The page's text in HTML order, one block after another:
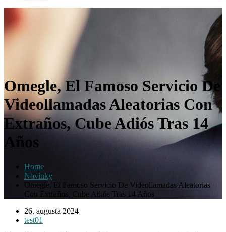
Omegle, El Famoso Servicio De
Videollamadas Aleatorias Con
Extraños, Cube Adiós Tras 14
Años
Home
Novinky
Omegle, El Famoso Servicio De Videollamadas Aleatorias
Con Extraños, Cube Adiós Tras 14 Años
26. augusta 2024
test01